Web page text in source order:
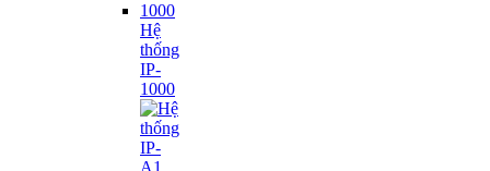
Hệ
thống
IP-
1000